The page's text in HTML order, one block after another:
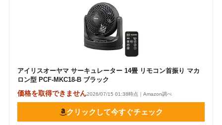
アイリスオーヤマ サーキュレーター 14畳 リモコン首振り マカ
ロン型 PCF-MKC18-B ブラック
価格を取得できません2026/07/15 01:38時点｜Amazon調べ
クリックして今すぐチェック